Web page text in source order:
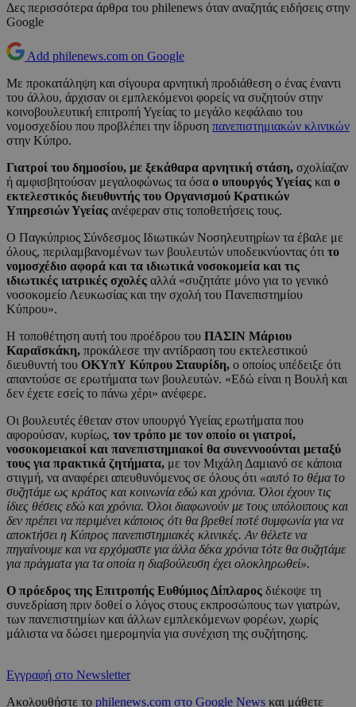
Δες περισσότερα άρθρα του philenews όταν αναζητάς ειδήσεις στην
Google
Add philenews.com on Google
Με προκατάληψη και σίγουρα αρνητική προδιάθεση ο ένας έναντι
του άλλου, άρχισαν οι εμπλεκόμενοι φορείς να συζητούν στην
κοινοβουλευτική επιτροπή Υγείας το μεγάλο κεφάλαιο του
νομοσχεδίου που προβλέπει την ίδρυση πανεπιστημιακών κλινικών
στην Κύπρο.
Γιατροί του δημοσίου, με ξεκάθαρα αρνητική στάση, σχολίαζαν
ή αμφισβητούσαν μεγαλοφώνως τα όσα ο υπουργός Υγείας και ο
εκτελεστικός διευθυντής του Οργανισμού Κρατικών
Υπηρεσιών Υγείας ανέφεραν στις τοποθετήσεις τους.
Ο Παγκύπριος Σύνδεσμος Ιδιωτικών Νοσηλευτηρίων τα έβαλε με
όλους, περιλαμβανομένων των βουλευτών υποδεικνύοντας ότι το
νομοσχέδιο αφορά και τα ιδιωτικά νοσοκομεία και τις
ιδιωτικές ιατρικές σχολές αλλά «συζητάτε μόνο για το γενικό
νοσοκομείο Λευκωσίας και την σχολή του Πανεπιστημίου
Κύπρου».
Η τοποθέτηση αυτή του προέδρου του ΠΑΣΙΝ Μάριου
Καραϊσκάκη, προκάλεσε την αντίδραση του εκτελεστικού
διευθυντή του ΟΚΥπΥ Κύπρου Σταυρίδη, ο οποίος υπέδειξε ότι
απαντούσε σε ερωτήματα των βουλευτών. «Εδώ είναι η Βουλή και
δεν έχετε εσείς το πάνω χέρι» ανέφερε.
Οι βουλευτές έθεταν στον υπουργό Υγείας ερωτήματα που
αφορούσαν, κυρίως, τον τρόπο με τον οποίο οι γιατροί,
νοσοκομειακοί και πανεπιστημιακοί θα συνεννοούνται μεταξύ
τους για πρακτικά ζητήματα, με τον Μιχάλη Δαμιανό σε κάποια
στιγμή, να αναφέρει απευθυνόμενος σε όλους ότι «αυτό το θέμα το
συζητάμε ως κράτος και κοινωνία εδώ και χρόνια. Όλοι έχουν τις
ίδιες θέσεις εδώ και χρόνια. Όλοι διαφωνούν με τους υπόλοιπους και
δεν πρέπει να περιμένει κάποιος ότι θα βρεθεί ποτέ συμφωνία για να
αποκτήσει η Κύπρος πανεπιστημιακές κλινικές. Αν θέλετε να
πηγαίνουμε και να ερχόμαστε για άλλα δέκα χρόνια τότε θα συζητάμε
για πράγματα για τα οποία η διαβούλευση έχει ολοκληρωθεί».
Ο πρόεδρος της Επιτροπής Ευθύμιος Δίπλαρος διέκοψε τη
συνεδρίαση πριν δοθεί ο λόγος στους εκπροσώπους των γιατρών,
των πανεπιστημίων και άλλων εμπλεκόμενων φορέων, χωρίς
μάλιστα να δώσει ημερομηνία για συνέχιση της συζήτησης.
Εγγραφή στο Newsletter
Ακολουθήστε το philenews.com στο Google News και μάθετε